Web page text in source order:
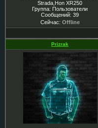
Strada,Hon XR250
Группа: Пользователи
Сообщений: 39
Сейчас: Offline
Prizrak